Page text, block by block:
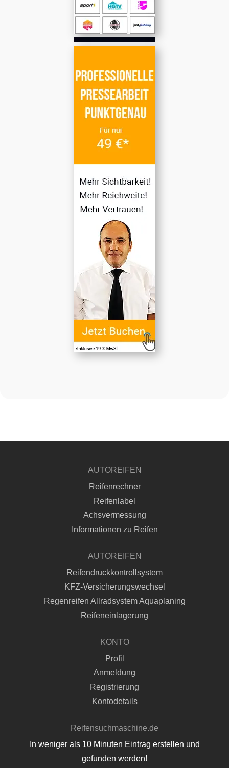
AUTOREIFEN
Reifenrechner
Reifenlabel
Achsvermessung
Informationen zu Reifen
AUTOREIFEN
Reifendruckkontrollsystem
KFZ-Versicherungswechsel
Regenreifen Allradsystem Aquaplaning
Reifeneinlagerung
KONTO
Profil
Anmeldung
Registrierung
Kontodetails
Reifensuchmaschine.de
In weniger als 10 Minuten Eintrag erstellen und
gefunden werden!